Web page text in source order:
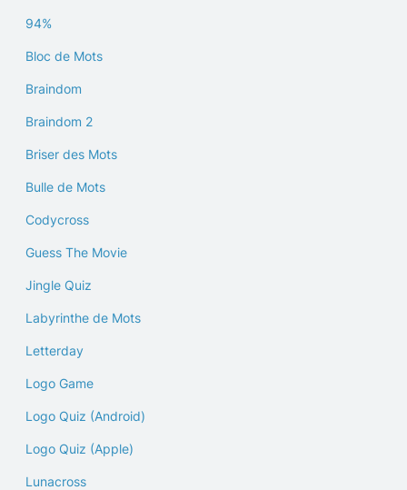
94%
Bloc de Mots
Braindom
Braindom 2
Briser des Mots
Bulle de Mots
Codycross
Guess The Movie
Jingle Quiz
Labyrinthe de Mots
Letterday
Logo Game
Logo Quiz (Android)
Logo Quiz (Apple)
Lunacross